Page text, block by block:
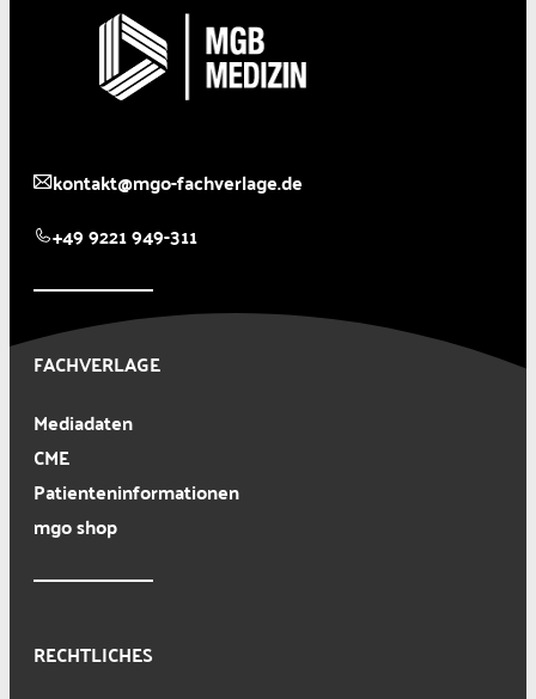
kontakt@mgo-fachverlage.de
+49 9221 949-311
FACHVERLAGE
Mediadaten
CME
Patienteninformationen
mgo shop
RECHTLICHES